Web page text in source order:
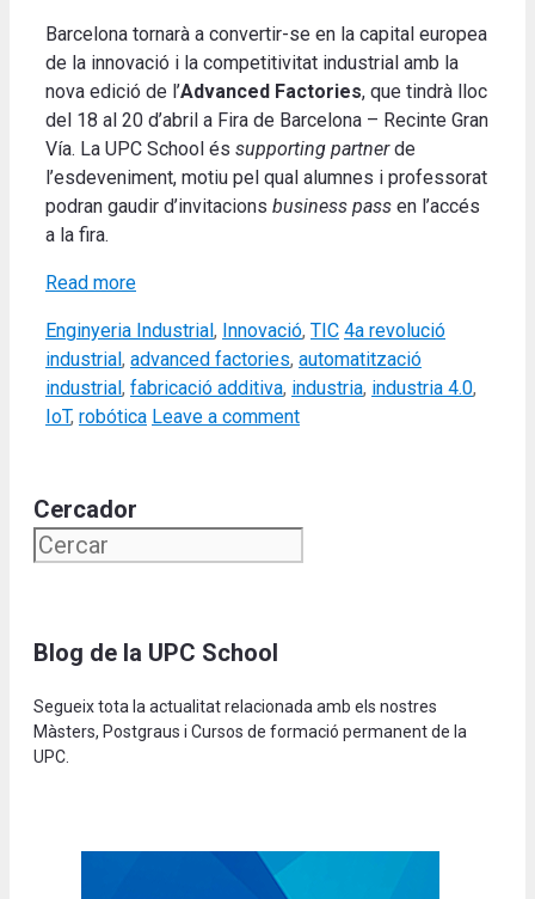
Barcelona tornarà a convertir-se en la capital europea
de la innovació i la competitivitat industrial amb la
nova edició de l’Advanced Factories, que tindrà lloc
del 18 al 20 d’abril a Fira de Barcelona – Recinte Gran
Vía. La UPC School és supporting partnerde
l’esdeveniment, motiu pel qual alumnes i professorat
podran gaudir d’invitacions business pass en l’accés
a la fira.
Read more
Categories
Enginyeria Industrial, Innovació, TIC Tags
4a revolució
industrial, advanced factories, automatització
industrial, fabricació additiva, industria, industria 4.0,
IoT, robótica Leave a comment
Cercador
Blog de la UPC School
Segueix tota la actualitat relacionada amb els nostres
Màsters, Postgraus i Cursos de formació permanent de la
UPC.